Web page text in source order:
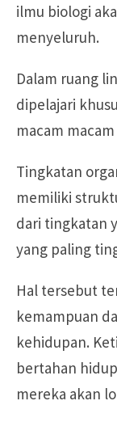
ilmu biologi
menyeluruh.
Dalam ruang
dipelajari
macam
Tingkatan
memiliki
dari tingkatan
yang paling
Hal tersebut
kemampuan
kehidupan.
bertahan
mereka akan